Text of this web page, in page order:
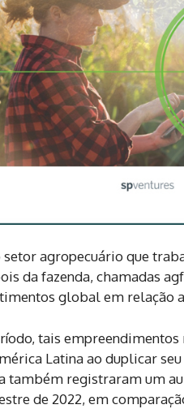
setor agropecuário que
da fazenda, chamadas
global em relação
tais
Latina ao duplicar
também registraram um
de 2022, em